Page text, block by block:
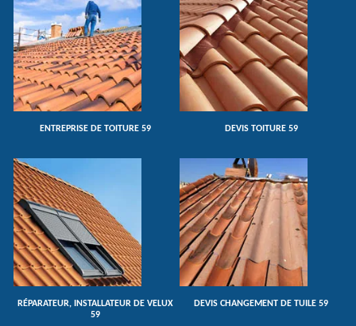
ENTREPRISE DE TOITURE 59 DEVIS TOITURE 59
RÉPARATEUR, INSTALLATEUR DE VELUX
59
DEVIS CHANGEMENT DE TUILE 59